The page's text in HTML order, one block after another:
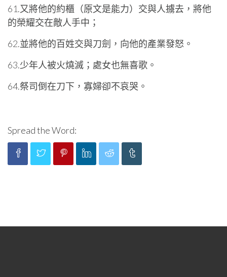
61.又將他的約櫃（原文是能力）交與人擄去，將他
的榮耀交在敵人手中；
62.並將他的百姓交與刀劍，向他的產業發怒。
63.少年人被火燒滅；處女也無喜歌。
64.祭司倒在刀下，寡婦卻不哀哭。
Spread the Word: